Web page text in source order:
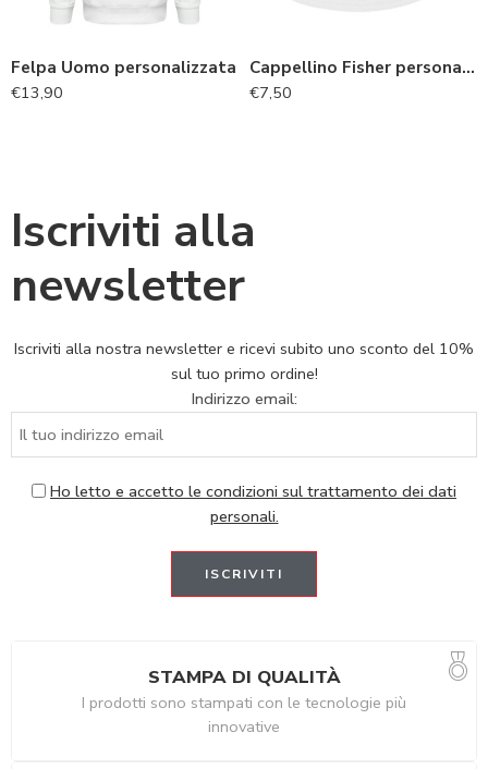
Felpa Uomo personalizzata
€13,90
Cappellino Fisher personalizzato
€7,50
Iscriviti alla
newsletter
Iscriviti alla nostra newsletter e ricevi subito uno sconto del 10%
sul tuo primo ordine!
Indirizzo email:
Ho letto e accetto le condizioni sul trattamento dei dati
personali.
STAMPA DI QUALITÀ
I prodotti sono stampati con le tecnologie più
innovative